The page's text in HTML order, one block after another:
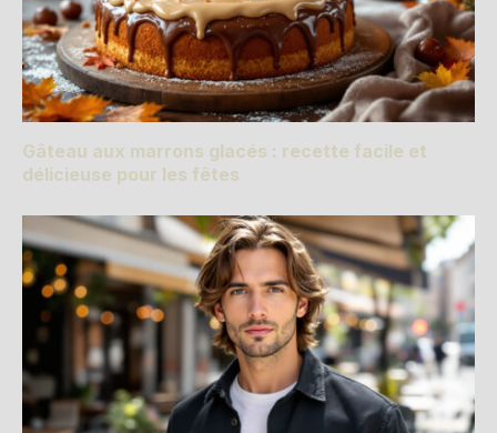
Gâteau aux marrons glacés : recette facile et
délicieuse pour les fêtes